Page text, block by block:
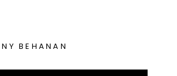
embed zoom
BEHANAN